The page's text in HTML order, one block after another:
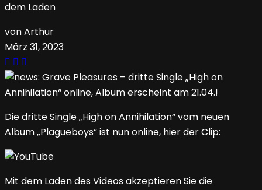
dem Laden
von Arthur
März 31, 2023
Die dritte Single „High on Annihilation“ vom neuen
Album „Plagueboys“ ist nun online, hier der Clip:
Mit dem Laden des Videos akzeptieren Sie die